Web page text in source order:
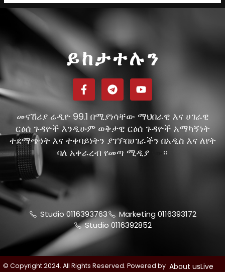
ይከታተሉን
መናኸሪያ ሬዲዮ 99.1 በሚያነሳቸው ማህበራዊ እና ሀገራዊ
ርዕሰ ጉዳዮች እንዲሁም ወቅታዊ ርዕሰ ጉዳዮች አማካኝነት
ተደማጭነት እና ተቀባይነትን ያገኘ፡በሀገራችን በአዲስ እና ለየት
ባለ አቀራረብ የመጣ ሚዲያ
።
Studio 0116393763
Marketing 0116393172
Studio 0116392852
© Copyright 2024. All Rights Reserved. Powered by About usLive